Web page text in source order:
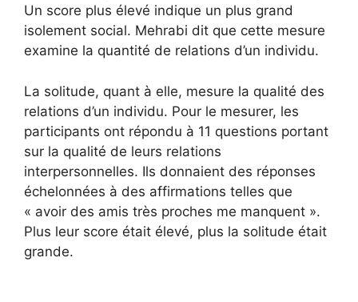
Un score plus élevé indique un plus grand
isolement social. Mehrabi dit que cette mesure
examine la quantité de relations d’un individu.
La solitude, quant à elle, mesure la qualité des
relations d’un individu. Pour le mesurer, les
participants ont répondu à 11 questions portant
sur la qualité de leurs relations
interpersonnelles. Ils donnaient des réponses
échelonnées à des affirmations telles que
« avoir des amis très proches me manquent ».
Plus leur score était élevé, plus la solitude était
grande.